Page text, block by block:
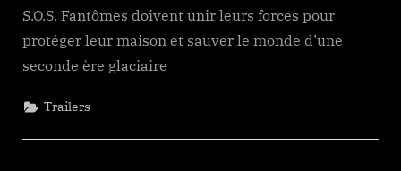
S.O.S. Fantômes doivent unir leurs forces pour
protéger leur maison et sauver le monde d’une
seconde ère glaciaire
Trailers